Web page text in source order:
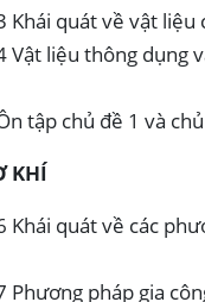
Khái quát về vật liệu
Vật liệu thông dụng
tập chủ đề 1 và
KHÍ
quát về các
Phương pháp gia